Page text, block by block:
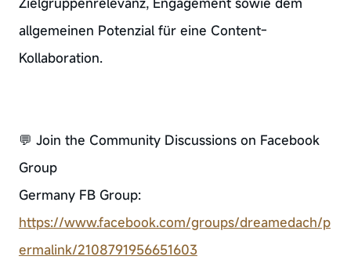
allgemeinen Potenzial für eine Content-
Kollaboration.
💬 Join the Community Discussions on Facebook
Group
Germany FB Group:
https://www.facebook.com/groups/dreamedach/p
ermalink/2108791956651603